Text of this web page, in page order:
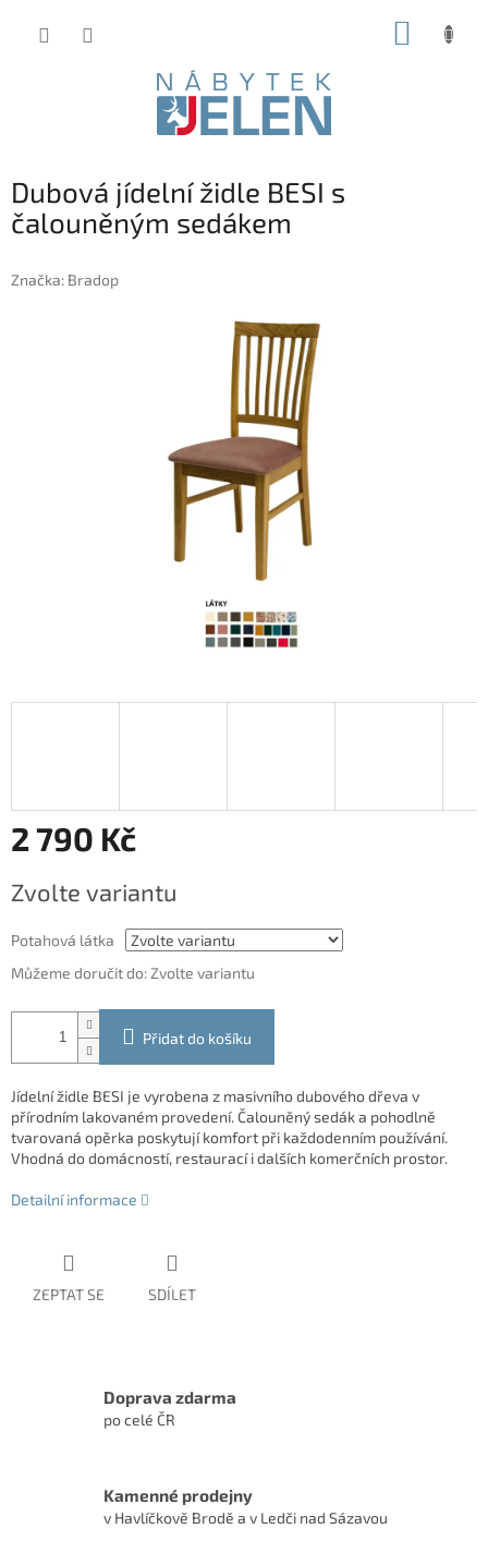
Dubová jídelní židle BESI s
čalouněným sedákem
Značka: Bradop
2 790 Kč
cena:
Zvolte variantu
Potahová látka
Můžeme doručit do: Zvolte variantu
Přidat do košíku
Jídelní židle BESI je vyrobena z masivního dubového dřeva v
přírodním lakovaném provedení. Čalouněný sedák a pohodlně
tvarovaná opěrka poskytují komfort při každodenním používání.
Vhodná do domácností, restaurací i dalších komerčních prostor.
Detailní informace
ZEPTAT SE SDÍLET
Doprava zdarma
po celé ČR
Kamenné prodejny
v Havlíčkově Brodě a v Ledči nad Sázavou